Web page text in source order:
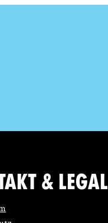
& LEGAL